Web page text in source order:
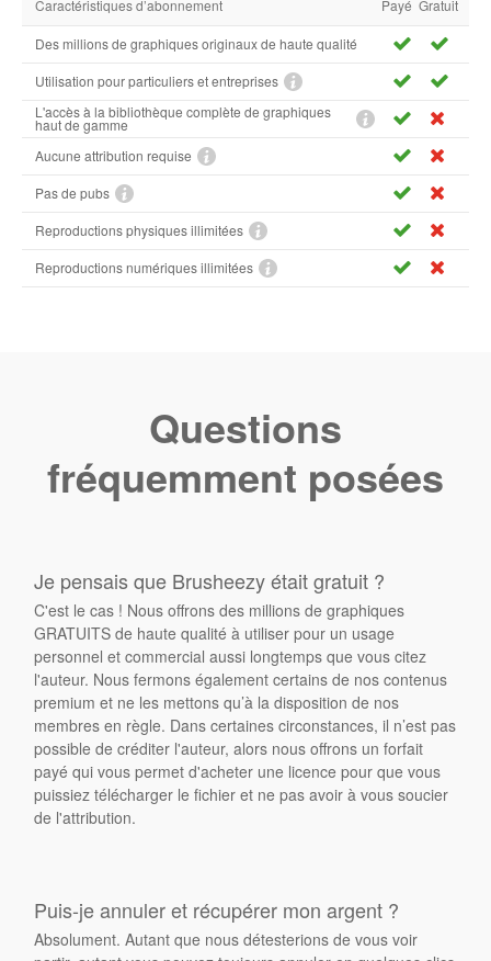
Caractéristiques d’abonnement Payé Gratuit
Des millions de graphiques originaux de haute qualité
Utilisation pour particuliers et entreprises
L'accès à la bibliothèque complète de graphiques
haut de gamme
Aucune attribution requise
Pas de pubs
Reproductions physiques illimitées
Reproductions numériques illimitées
Questions
fréquemment posées
Je pensais que Brusheezy était gratuit ?
C'est le cas ! Nous offrons des millions de graphiques
GRATUITS de haute qualité à utiliser pour un usage
personnel et commercial aussi longtemps que vous citez
l'auteur. Nous fermons également certains de nos contenus
premium et ne les mettons qu’à la disposition de nos
membres en règle. Dans certaines circonstances, il n’est pas
possible de créditer l'auteur, alors nous offrons un forfait
payé qui vous permet d'acheter une licence pour que vous
puissiez télécharger le fichier et ne pas avoir à vous soucier
de l'attribution.
Puis-je annuler et récupérer mon argent ?
Absolument. Autant que nous détesterions de vous voir